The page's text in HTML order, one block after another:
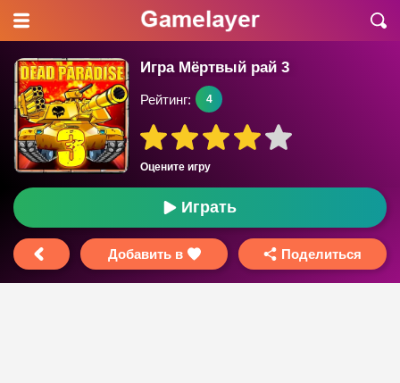
Игра Мёртвый рай 3
Оцените игру
Рейтинг: 4
Играть
Добавить в Поделиться